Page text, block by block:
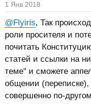
1 Янв 2018
@Flyiris, Так
роли просителя и
почитать
статей и ссылки на
теме" и сможете
общении (переписке),
совершенно по-